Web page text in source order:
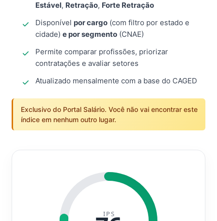
Estável, Retração, Forte Retração
Disponível por cargo (com filtro por estado e
cidade) e por segmento (CNAE)
Permite comparar profissões, priorizar
contratações e avaliar setores
Atualizado mensalmente com a base do CAGED
Exclusivo do Portal Salário. Você não vai encontrar este
índice em nenhum outro lugar.
IPS